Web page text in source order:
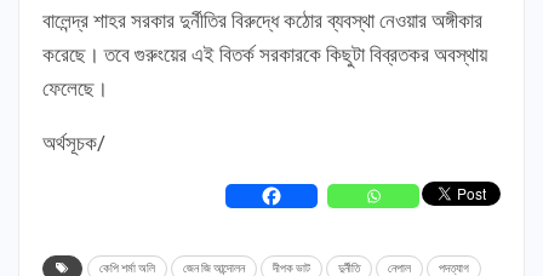
বালেন্দ্র শাহর সরকার দুর্নীতির বিরুদ্ধে কঠোর ব্যবস্থা নেওয়ার অঙ্গীকার
করেছে। তবে গুরুংয়ের এই বিতর্ক সরকারকে কিছুটা বিব্রতকর অবস্থায়
ফেলেছে।
অর্থসূচক/
কেপি শর্মা অলি জেন জি আন্দোলন দীপক ভাট দুর্নীতি নেপাল পদত্যাগ